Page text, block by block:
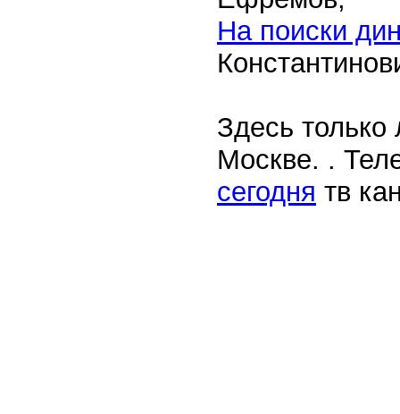
На поиски
Здесь
Москве. .
сегодня тв